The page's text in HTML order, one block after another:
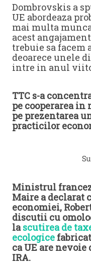
Dombrovskis a
UE abordeaza
mai multa
acest
trebuie sa facem
deoarece unele
intre in anul
TTC s-a
pe cooperarea
pe prezentarea
practicilor
Ministrul
Maire a declarat
economiei,
discutii cu
lascutirea de
ecologice
ca UE are
IRA.